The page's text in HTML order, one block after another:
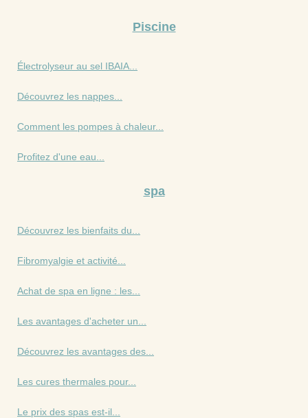
Piscine
Électrolyseur au sel IBAIA...
Découvrez les nappes...
Comment les pompes à chaleur...
Profitez d'une eau...
spa
Découvrez les bienfaits du...
Fibromyalgie et activité...
Achat de spa en ligne : les...
Les avantages d'acheter un...
Découvrez les avantages des...
Les cures thermales pour...
Le prix des spas est-il...